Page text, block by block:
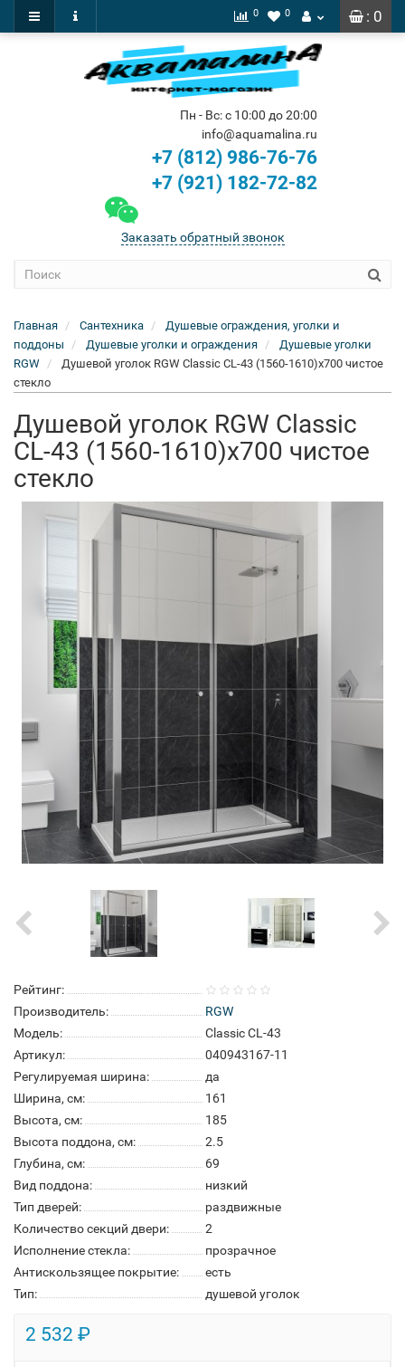
: 0
0 0
Пн - Вс: с 10:00 до 20:00
info@aquamalina.ru
+7 (812) 986-76-76
+7 (921) 182-72-82
Заказать обратный звонок
Главная Сантехника
Душевые ограждения, уголки и
поддоны
Душевые уголки и ограждения
Душевые уголки
RGW
Душевой уголок RGW Classic CL-43 (1560-1610)x700 чистое
стекло
Душевой уголок RGW Classic
CL-43 (1560-1610)x700 чистое
стекло
Рейтинг:
Производитель:
RGW
Модель:
Classic CL-43
Артикул:
040943167-11
Регулируемая ширина:
да
Ширина, см:
161
Высота, см:
185
Высота поддона, см:
2.5
Глубина, см:
69
Вид поддона:
низкий
Тип дверей:
раздвижные
Количество секций двери:
2
Исполнение стекла:
прозрачное
Антискользящее покрытие:
есть
Тип:
душевой уголок
2 532 ₽